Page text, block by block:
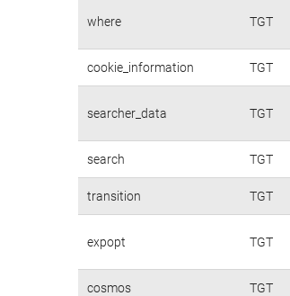
where TGT
cookie_information TGT
searcher_data TGT
search TGT
transition TGT
expopt TGT
cosmos TGT